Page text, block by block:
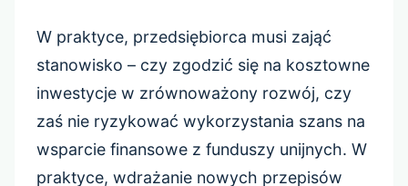
W praktyce, przedsiębiorca musi zająć
stanowisko – czy zgodzić się na kosztowne
inwestycje w zrównoważony rozwój, czy
zaś nie ryzykować wykorzystania szans na
wsparcie finansowe z funduszy unijnych. W
praktyce, wdrażanie nowych przepisów